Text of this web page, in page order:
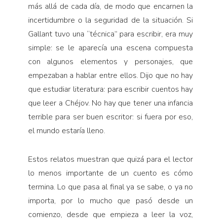
más allá de cada día, de modo que encarnen la
incertidumbre o la seguridad de la situación. Si
Gallant tuvo una “técnica” para escribir, era muy
simple: se le aparecía una escena compuesta
con algunos elementos y personajes, que
empezaban a hablar entre ellos. Dijo que no hay
que estudiar literatura: para escribir cuentos hay
que leer a Chéjov. No hay que tener una infancia
terrible para ser buen escritor: si fuera por eso,
el mundo estaría lleno.
Estos relatos muestran que quizá para el lector
lo menos importante de un cuento es cómo
termina. Lo que pasa al final ya se sabe, o ya no
importa, por lo mucho que pasó desde un
comienzo, desde que empieza a leer la voz,